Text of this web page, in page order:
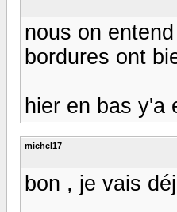
nous on
bordures ont
hier en bas y'a
michel17
bon , je vais